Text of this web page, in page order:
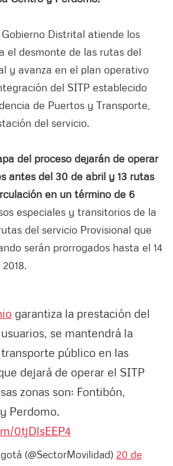
Distrital atiende los
el desmonte de las rutas del
y avanza en el plan operativo
del SITP establecido
de Puertos y Transporte,
del servicio.
del proceso dejarán de operar
antes del 30 de abril y 13 rutas
en un término de 6
especiales y transitorios de la
del servicio Provisional que
serán prorrogados hasta el 14
garantiza la prestación del
se mantendrá la
público en las
dejará de operar el SITP
zonas son: Fontibón,
Perdomo.
0tjDlsEEP4
(@SectorMovilidad) 20 de